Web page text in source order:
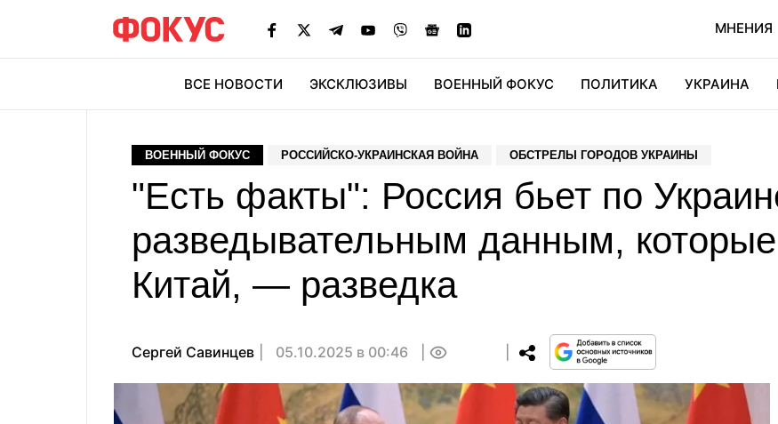
МНЕНИЯ
ВСЕ НОВОСТИ ЭКСКЛЮЗИВЫ ВОЕННЫЙ ФОКУС ПОЛИТИКА УКРАИНА
ВОЕННЫЙ ФОКУС РОССИЙСКО-УКРАИНСКАЯ ВОЙНА ОБСТРЕЛЫ ГОРОДОВ УКРАИНЫ
"Есть факты": Россия бьет по
разведывательным данным,
Китай, — разведка
Сергей Савинцев 05.10.2025 в 00:46